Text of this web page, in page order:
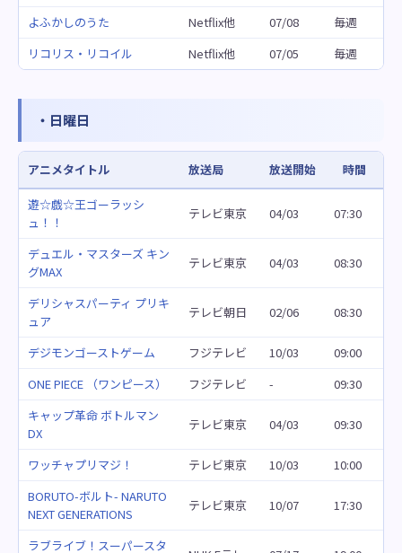
よふかしのうた Netflix他 07/08
毎週
リコリス・リコイル
Netflix他 07/05 毎週
・日曜日
アニメタイトル 放送局 放送開始 時間
遊☆戯☆王ゴーラッシ
ュ！！
テレビ東京 04/03 07:30
デュエル・マスターズ キン
グMAX
テレビ東京 04/03 08:30
デリシャスパーティ プリキ
ュア
テレビ朝日 02/06 08:30
デジモンゴーストゲーム フジテレビ 10/03
09:00
ONE PIECE （ワンピース）
フジテレビ -
09:30
キャップ革命 ボトルマン
DX
テレビ東京 04/03 09:30
ワッチャプリマジ！ テレビ東京 10/03
10:00
BORUTO-ボルト- NARUTO
NEXT GENERATIONS
テレビ東京 10/07 17:30
ラブライブ！スーパースタ